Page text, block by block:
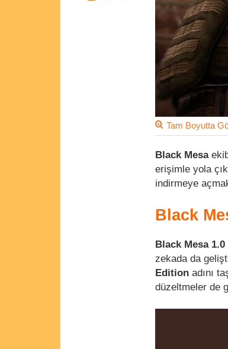
Tam Boyutta
Black Mesa
erişimle yola
indirmeye
Black
Black Mesa 1.0
zekada da
Edition adını
düzeltmeler de